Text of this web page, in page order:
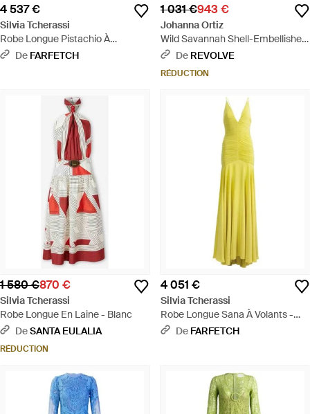
4 537 €
Silvia Tcherassi
Robe Longue Pistachio À
Superposition En Dentelle - Vert
De FARFETCH
1 031 €943 €
Johanna Ortiz
Wild Savannah Shell-Embellished
Linen Mini Dress - Rouge
De REVOLVE
RÉDUCTION
1 580 €870 €
Silvia Tcherassi
Robe Longue En Laine - Blanc
DeSANTA EULALIA
RÉDUCTION
4 051 €
Silvia Tcherassi
Robe Longue Sana À Volants -
Jaune
De FARFETCH